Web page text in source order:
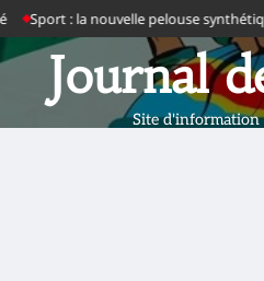
Sport : la nouvelle pelouse synthétique
Journal
Site d'information